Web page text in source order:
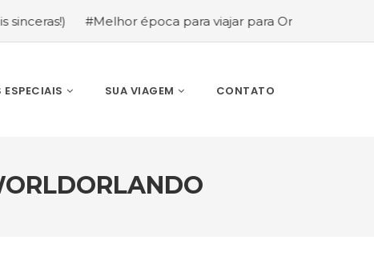
#Melhor época para viajar para Orlando: mês a mês
ESPECIAIS SUA VIAGEM CONTATO